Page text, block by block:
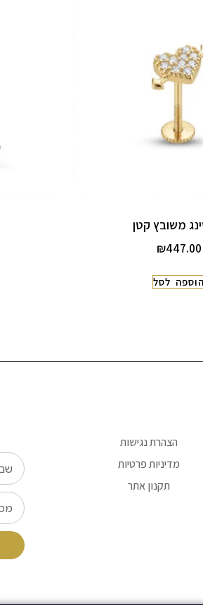
משובץ קטן
₪447.00
הוספה לסל
הצהרת נגישות
מדיניות פרטיות
תקנון אתר